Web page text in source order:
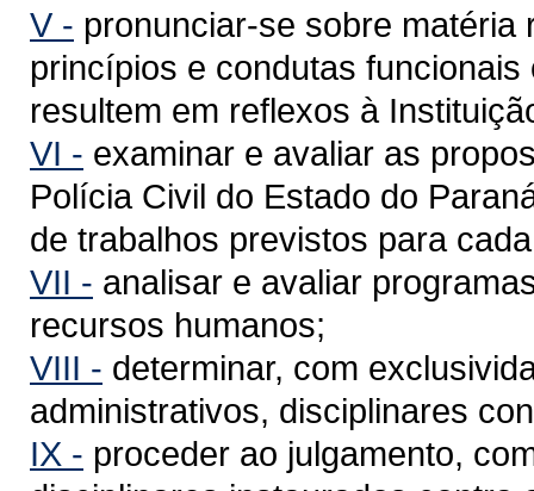
V - pronunciar-se sobre
princípios e condutas
resultem em reflexos à
VI - examinar e avaliar as
Polícia Civil do Estado do
de trabalhos previstos para
VII - analisar e avaliar
recursos humanos;
VIII - determinar, com
administrativos, disciplinares
IX - proceder ao julgamento,